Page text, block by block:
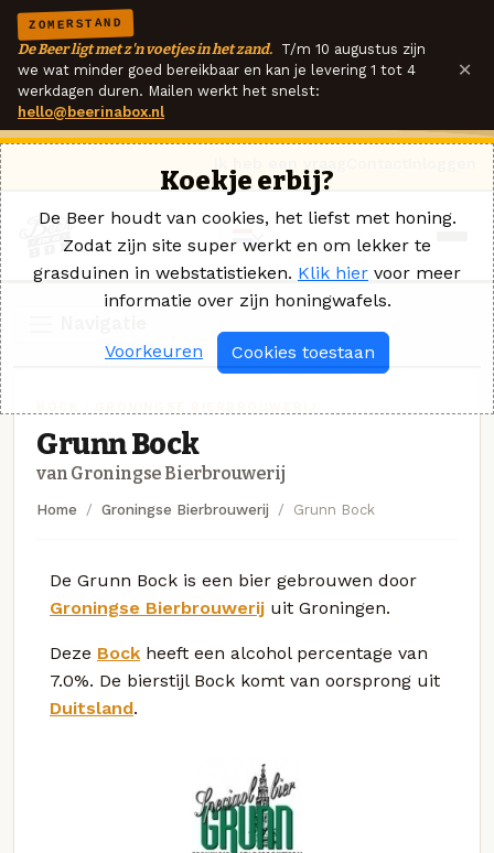
ZOMERSTAND
De Beer ligt met z'n voetjes in het zand. T/m 10 augustus zijn
we wat minder goed bereikbaar en kan je levering 1 tot 4
werkdagen duren. Mailen werkt het snelst:
hello@beerinabox.nl
×
Grunn Bock
van Groningse Bierbrouwerij
Home Groningse Bierbrouwerij Grunn Bock
De Grunn Bock is een bier gebrouwen door
Groningse Bierbrouwerij uit Groningen.
Deze Bock heeft een alcohol percentage van
7.0%. De bierstijl Bock komt van oorsprong uit
Duitsland.
Koekje erbij?
De Beer houdt van cookies, het liefst met honing.
Zodat zijn site super werkt en om lekker te
grasduinen in webstatistieken. Klik hier voor meer
informatie over zijn honingwafels.
Voorkeuren Cookies toestaan